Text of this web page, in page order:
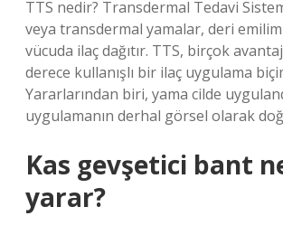
TTS nedir? Transdermal Tedavi
veya transdermal yamalar, deri
vücuda ilaç dağıtır. TTS, birçok
derece kullanışlı bir ilaç uygulama
Yararlarından biri, yama cilde
uygulamanın derhal görsel olarak
Kas gevşetici bant
yarar?